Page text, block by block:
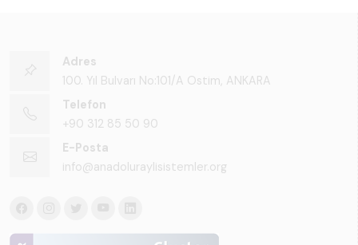
Adres
100. Yıl Bulvarı No:101/A Ostim, ANKARA
Telefon
+90 312 85 50 90
E-Posta
info@anadoluraylisistemler.org